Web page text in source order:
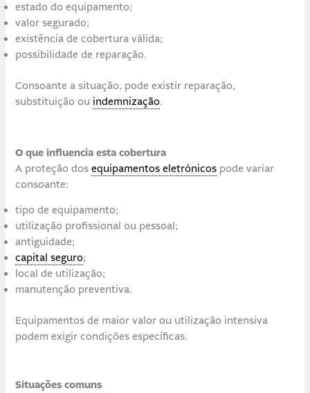
estado do equipamento;
valor segurado;
existência de cobertura válida;
possibilidade de reparação.
Consoante a situação, pode existir reparação,
substituição ou indemnização.
O que influencia esta cobertura
A proteção dosequipamentos eletrónicos pode variar
consoante:
tipo de equipamento;
utilização profissional ou pessoal;
antiguidade;
capital seguro;
local de utilização;
manutenção preventiva.
Equipamentos de maior valor ou utilização intensiva
podem exigir condições específicas.
Situações comuns